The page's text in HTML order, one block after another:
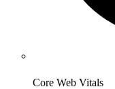
Core Web Vitals